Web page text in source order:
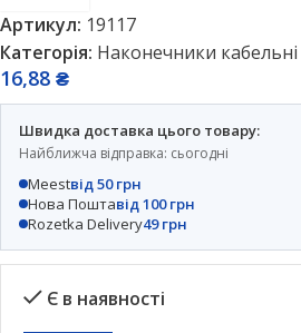
Артикул: 19117
Категорія: Наконечники кабельні
16,88 ₴
Швидка доставка цього товару:
Найближча відправка: сьогодні
Meestвід 50 грн
Нова Поштавід 100 грн
Rozetka Delivery49 грн
Є в наявності